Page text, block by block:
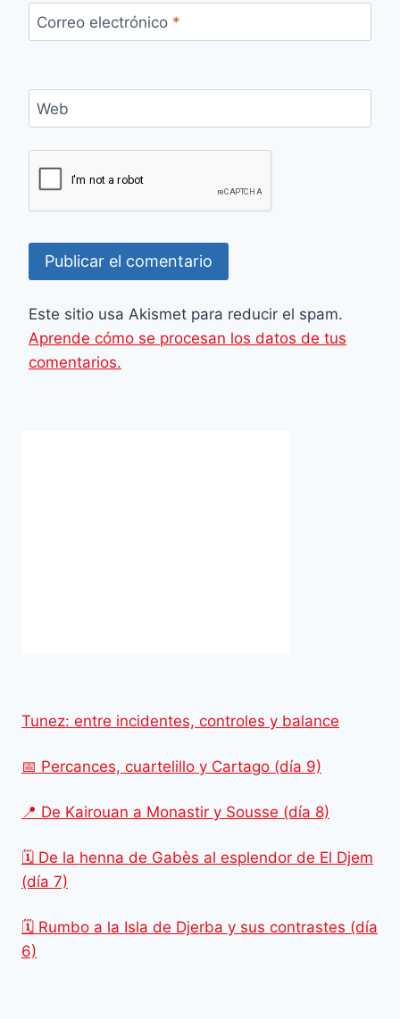
Correo electrónico *
Web
Este sitio usa Akismet para reducir el spam.
Aprende cómo se procesan los datos de tus
comentarios.
Tunez: entre incidentes, controles y balance
📅 Percances, cuartelillo y Cartago (día 9)
📍 De Kairouan a Monastir y Sousse (día 8)
🗓️ De la henna de Gabès al esplendor de El Djem
(día 7)
🗓️ Rumbo a la Isla de Djerba y sus contrastes (día
6)